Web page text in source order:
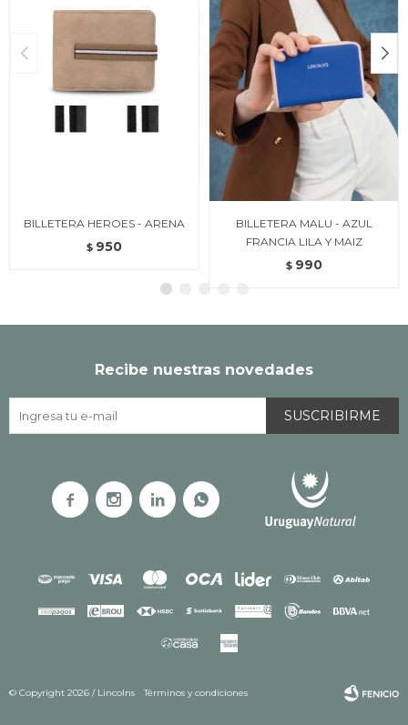
BILLETERA HEROES - ARENA
$ 950
BILLETERA MALU - AZUL
FRANCIA LILA Y MAIZ
$ 990
Recibe nuestras novedades
SUSCRIBIRME
   
© Copyright 2026 / Lincolns Términos y condiciones